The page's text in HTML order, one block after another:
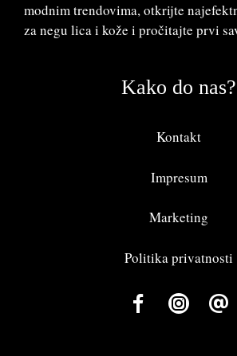
modnim trendovima, otkrijte
za negu lica i kože i pročitajte prvi
Kako do nas?
Kontakt
Impresum
Marketing
Politika privatnosti